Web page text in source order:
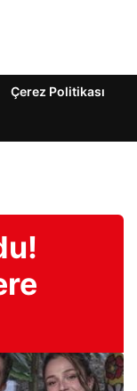
Çerez Politikası